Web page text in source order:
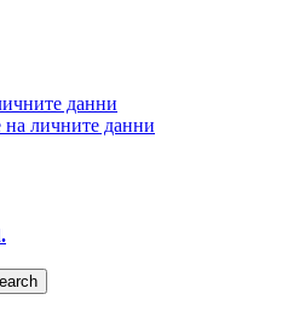
данни
на личните данни